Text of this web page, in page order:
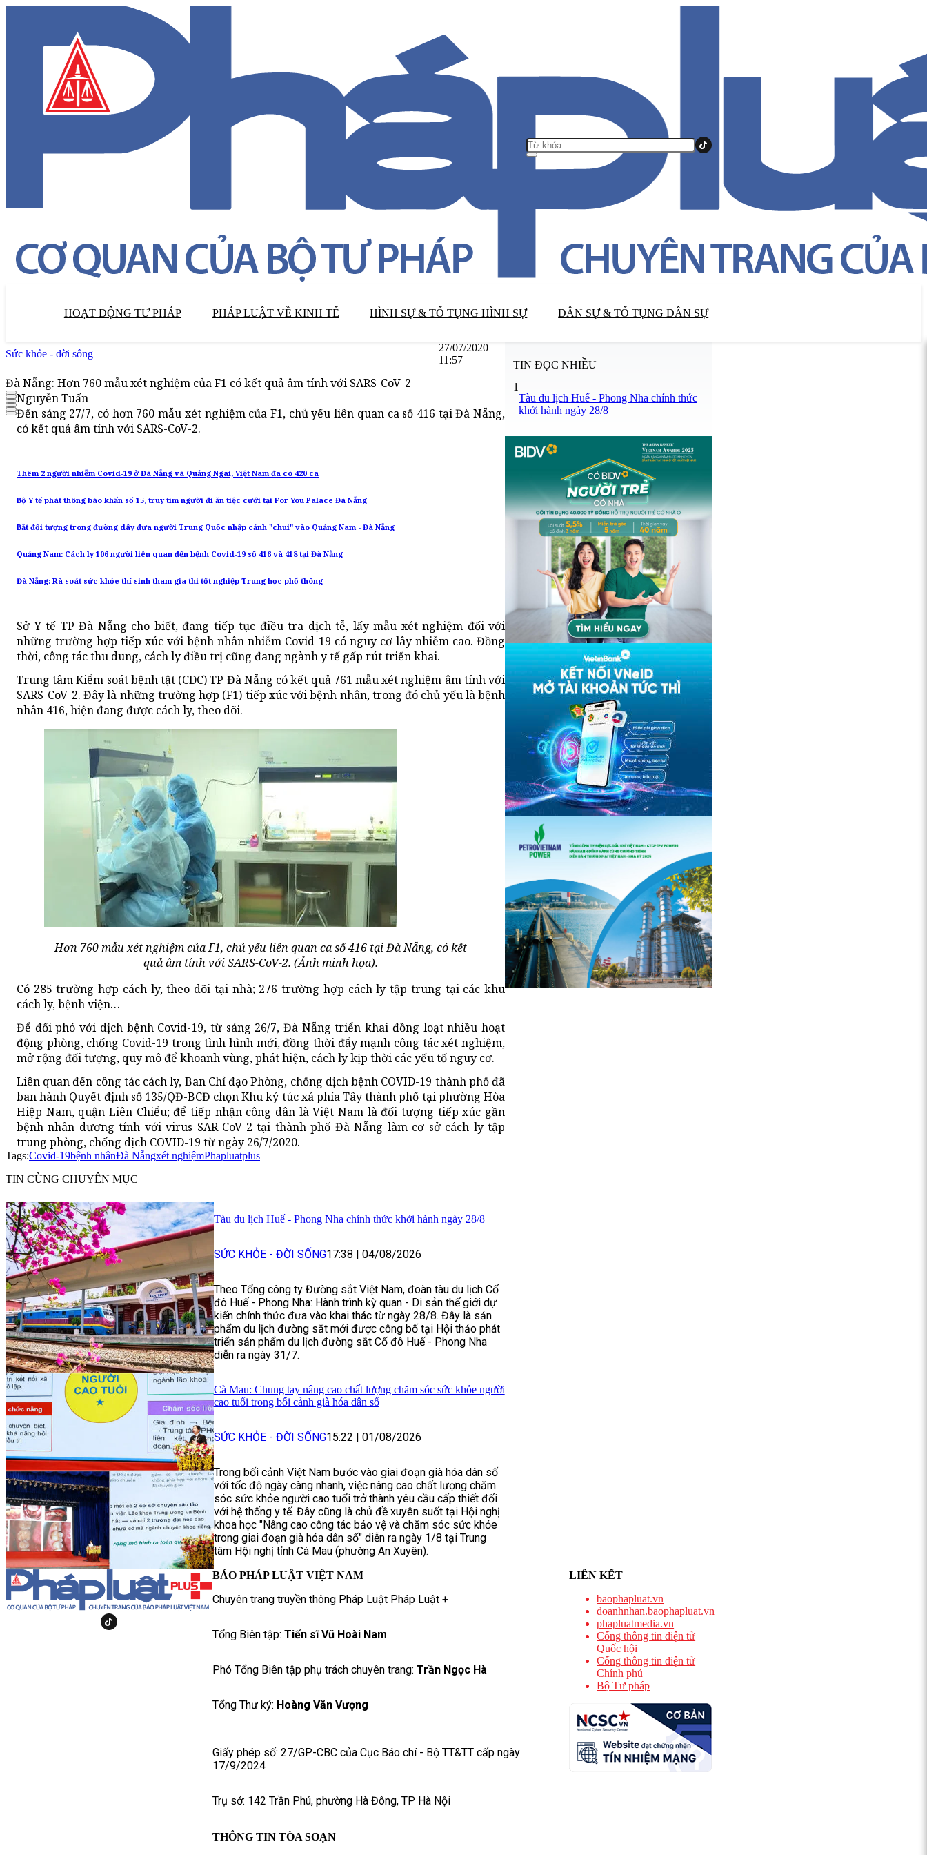
HOẠT ĐỘNG TƯ PHÁP PHÁP LUẬT VỀ KINH TẾ HÌNH SỰ & TỐ TỤNG HÌNH SỰ DÂN SỰ & TỐ TỤNG DÂN SỰ
Sức khỏe - đời sống
27/07/2020
11:57
Đà Nẵng: Hơn 760 mẫu xét nghiệm của F1 có kết quả âm tính với SARS-CoV-2
Nguyễn Tuấn
Đến sáng 27/7, có hơn 760 mẫu xét nghiệm của F1, chủ yếu liên quan ca số 416 tại Đà Nẵng,
có kết quả âm tính với SARS-CoV-2.
Thêm 2 người nhiễm Covid-19 ở Đà Nẵng và Quảng Ngãi, Việt Nam đã có 420 ca
Bộ Y tế phát thông báo khẩn số 15, truy tìm người đi ăn tiệc cưới tại For You Palace Đà Nẵng
Bắt đối tượng trong đường dây đưa người Trung Quốc nhập cảnh "chui" vào Quảng Nam - Đà Nẵng
Quảng Nam: Cách ly 106 người liên quan đến bệnh Covid-19 số 416 và 418 tại Đà Nẵng
Đà Nẵng: Rà soát sức khỏe thí sinh tham gia thi tốt nghiệp Trung học phổ thông
Sở Y tế TP Đà Nẵng cho biết, đang tiếp tục điều tra dịch tễ, lấy mẫu xét nghiệm đối với
những trường hợp tiếp xúc với bệnh nhân nhiễm Covid-19 có nguy cơ lây nhiễm cao. Đồng
thời, công tác thu dung, cách ly điều trị cũng đang ngành y tế gấp rút triển khai.
Trung tâm Kiểm soát bệnh tật (CDC) TP Đà Nẵng có kết quả 761 mẫu xét nghiệm âm tính với
SARS-CoV-2. Đây là những trường hợp (F1) tiếp xúc với bệnh nhân, trong đó chủ yếu là bệnh
nhân 416, hiện đang được cách ly, theo dõi.
Hơn 760 mẫu xét nghiệm của F1, chủ yếu liên quan ca số 416 tại Đà Nẵng, có kết
quả âm tính với SARS-CoV-2. (Ảnh minh họa).
Có 285 trường hợp cách ly, theo dõi tại nhà; 276 trường hợp cách ly tập trung tại các khu
cách ly, bệnh viện…
Để đối phó với dịch bệnh Covid-19, từ sáng 26/7, Đà Nẵng triển khai đồng loạt nhiều hoạt
động phòng, chống Covid-19 trong tình hình mới, đồng thời đẩy mạnh công tác xét nghiệm,
mở rộng đối tượng, quy mô để khoanh vùng, phát hiện, cách ly kịp thời các yếu tố nguy cơ.
Liên quan đến công tác cách ly, Ban Chỉ đạo Phòng, chống dịch bệnh COVID-19 thành phố đã
ban hành Quyết định số 135/QĐ-BCĐ chọn Khu ký túc xá phía Tây thành phố tại phường Hòa
Hiệp Nam, quận Liên Chiểu; để tiếp nhận công dân là Việt Nam là đối tượng tiếp xúc gần
bệnh nhân dương tính với virus SAR-CoV-2 tại thành phố Đà Nẵng làm cơ sở cách ly tập
trung phòng, chống dịch COVID-19 từ ngày 26/7/2020.
Tags:Covid-19bệnh nhânĐà Nẵngxét nghiệmPhapluatplus
TIN CÙNG CHUYÊN MỤC
Tàu du lịch Huế - Phong Nha chính thức khởi hành ngày 28/8
SỨC KHỎE - ĐỜI SỐNG17:38 04/08/2026
Theo Tổng công ty Đường sắt Việt Nam, đoàn tàu du lịch Cố
đô Huế - Phong Nha: Hành trình kỳ quan - Di sản thế giới dự
kiến chính thức đưa vào khai thác từ ngày 28/8. Đây là sản
phẩm du lịch đường sắt mới được công bố tại Hội thảo phát
triển sản phẩm du lịch đường sắt Cố đô Huế - Phong Nha
diễn ra ngày 31/7.
Cà Mau: Chung tay nâng cao chất lượng chăm sóc sức khỏe người
cao tuổi trong bối cảnh già hóa dân số
SỨC KHỎE - ĐỜI SỐNG15:22 01/08/2026
Trong bối cảnh Việt Nam bước vào giai đoạn già hóa dân số
với tốc độ ngày càng nhanh, việc nâng cao chất lượng chăm
sóc sức khỏe người cao tuổi trở thành yêu cầu cấp thiết đối
với hệ thống y tế. Đây cũng là chủ đề xuyên suốt tại Hội nghị
khoa học "Nâng cao công tác bảo vệ và chăm sóc sức khỏe
trong giai đoạn già hóa dân số" diễn ra ngày 1/8 tại Trung
tâm Hội nghị tỉnh Cà Mau (phường An Xuyên).
TIN ĐỌC NHIỀU
1
Tàu du lịch Huế - Phong Nha chính thức
khởi hành ngày 28/8
BÁO PHÁP LUẬT VIỆT NAM
Chuyên trang truyền thông Pháp Luật Pháp Luật +
Tổng Biên tập: Tiến sĩ Vũ Hoài Nam
Phó Tổng Biên tập phụ trách chuyên trang: Trần Ngọc Hà
Tổng Thư ký: Hoàng Văn Vượng
Giấy phép số: 27/GP-CBC của Cục Báo chí - Bộ TT&TT cấp ngày
17/9/2024
Trụ sở: 142 Trần Phú, phường Hà Đông, TP Hà Nội
THÔNG TIN TÒA SOẠN
LIÊN KẾT
baophapluat.vn
doanhnhan.baophapluat.vn
phapluatmedia.vn
Cổng thông tin điện tử
Quốc hội
Cổng thông tin điện tử
Chính phủ
Bộ Tư pháp